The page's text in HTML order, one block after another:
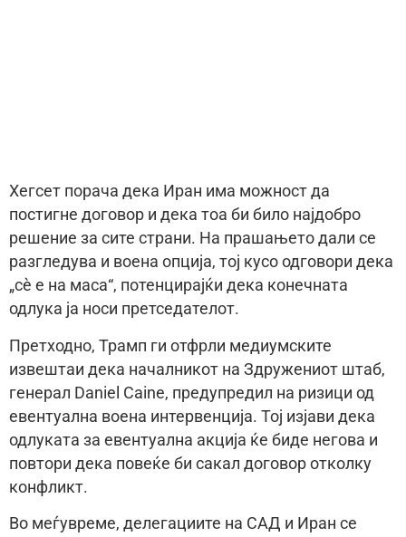
Хегсет порача дека Иран има можност да
постигне договор и дека тоа би било најдобро
решение за сите страни. На прашањето дали се
разгледува и воена опција, тој кусо одговори дека
„сè е на маса“, потенцирајќи дека конечната
одлука ја носи претседателот.
Претходно, Трамп ги отфрли медиумските
извештаи дека началникот на Здружениот штаб,
генерал Daniel Caine, предупредил на ризици од
евентуална воена интервенција. Тој изјави дека
одлуката за евентуална акција ќе биде негова и
повтори дека повеќе би сакал договор отколку
конфликт.
Во меѓувреме, делегациите на САД и Иран се